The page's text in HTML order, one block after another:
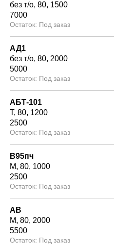
без т/о 80 1500
7000
Под заказ
АД1
без т/о 80 2000
5000
Под заказ
АБТ-101
Т 80 1200
2500
Под заказ
В95пч
М 80 1000
2500
Под заказ
АВ
М 80 2000
5500
Под заказ